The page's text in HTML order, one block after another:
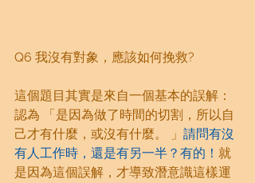
Q6 我沒有對象，應該如何挽救?
這個題目其實是來自一個基本的誤解：
認為 「是因為做了時間的切割，所以自
己才有什麼，或沒有什麼。 」 請問有沒
有人工作時，還是有另一半？有的！ 就
是因為這個誤解，才導致潛意識這樣運